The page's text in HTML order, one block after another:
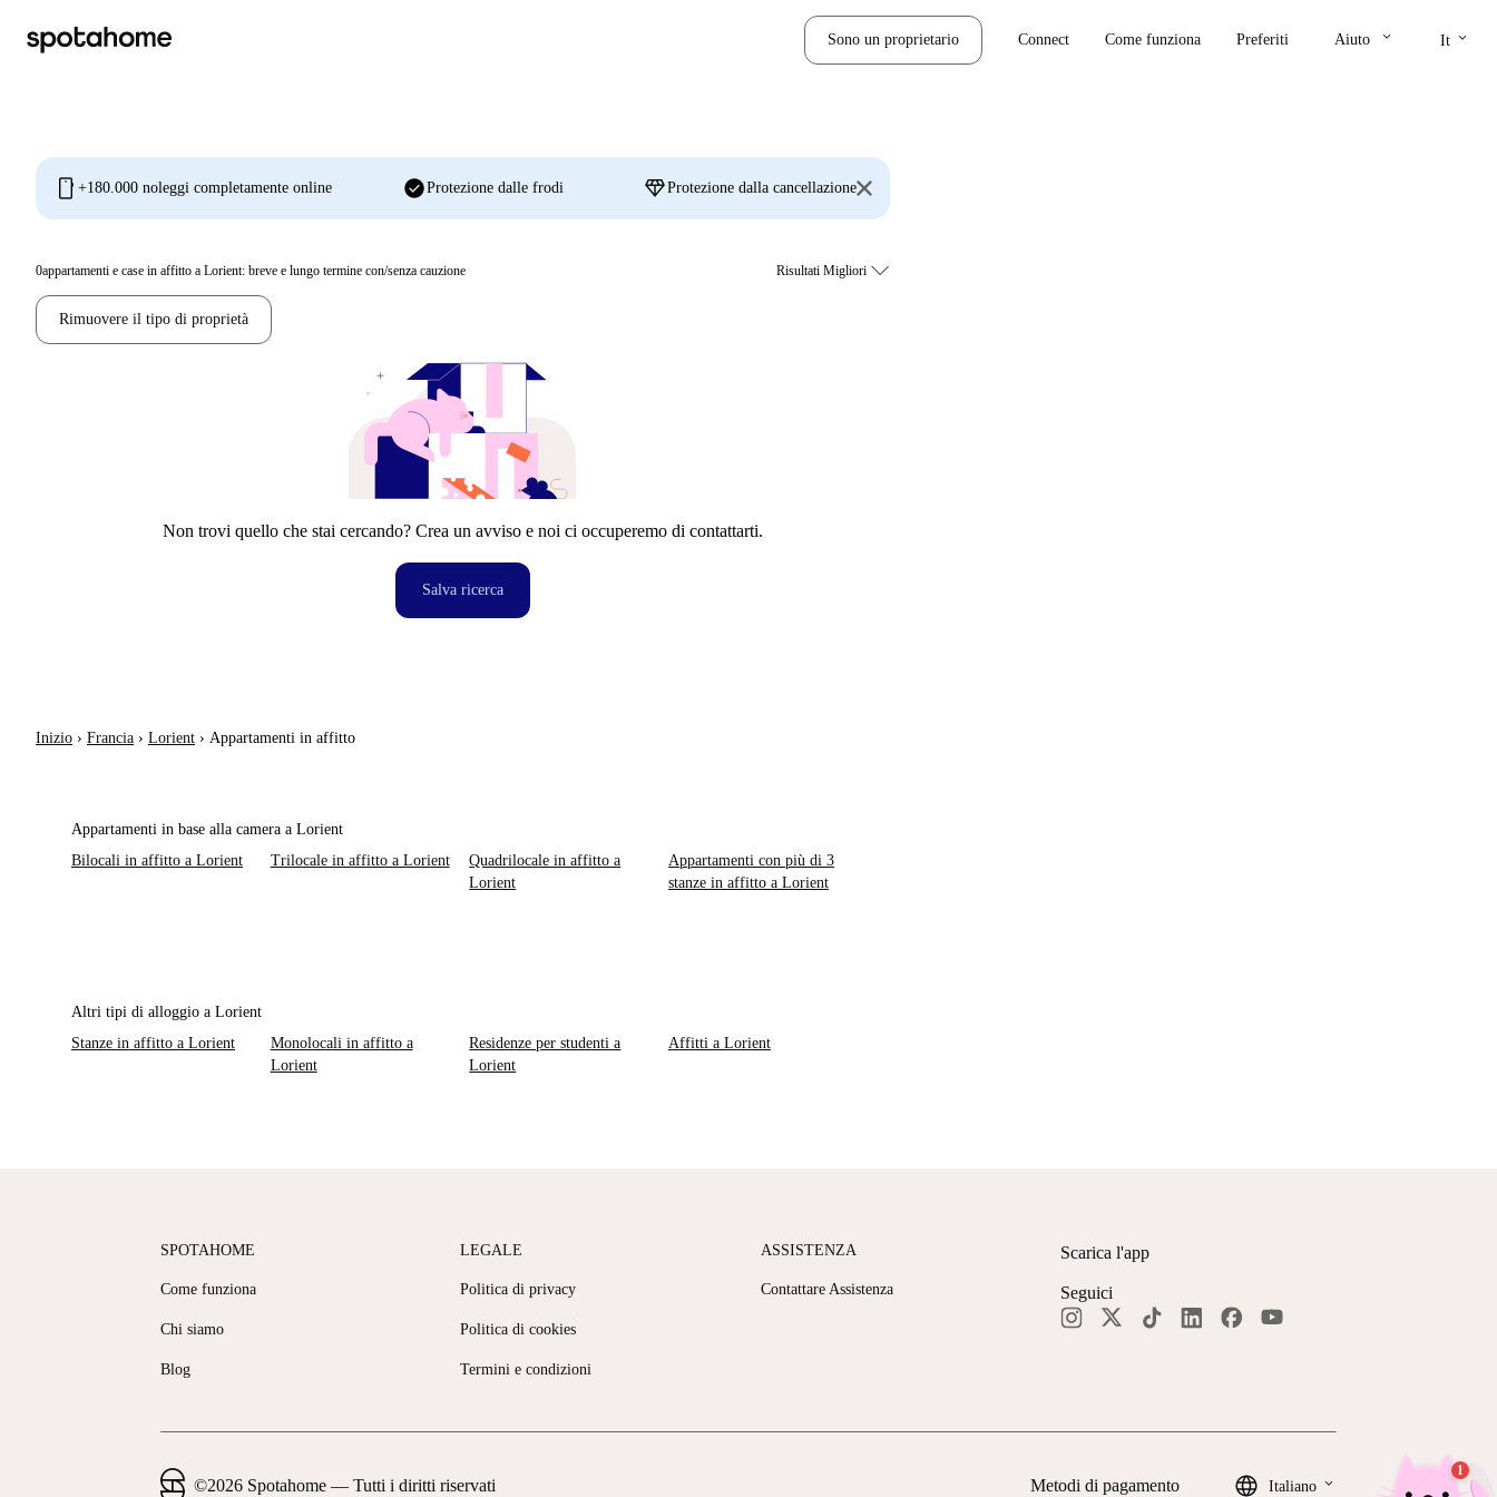
Sono un proprietario Connect Come funziona Preferiti Aiuto keyboard_arrow_down It keyboard_arrow_down
mobile +180.000 noleggi completamente online check_circleProtezione dalle frodi diamondProtezione dalla cancellazione
0appartamenti e case in affitto a Lorient: breve e lungo termine con/senza cauzione
Rimuovere il tipo di proprietà
Non trovi quello che stai cercando? Crea un avviso e noi ci occuperemo di contattarti.
Salva ricerca
Inizio › Francia › Lorient › Appartamenti in affitto
Appartamenti in base alla camera a Lorient
Bilocali in affitto a Lorient
Trilocale in affitto a Lorient
Quadrilocale in affitto a
Lorient
Appartamenti con più di 3
stanze in affitto a Lorient
Altri tipi di alloggio a Lorient
Stanze in affitto a Lorient
Monolocali in affitto a
Lorient
Residenze per studenti a
Lorient
Affitti a Lorient
SPOTAHOME
Come funziona
Chi siamo
Blog
LEGALE
Politica di privacy
Politica di cookies
Termini e condizioni
ASSISTENZA
Contattare Assistenza
Scarica l'app
Seguici
©2026 Spotahome — Tutti i diritti riservati Metodi di pagamento Italiano keyboard_arrow_down